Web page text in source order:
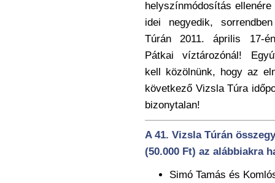
helyszínmódosítás
idei negyedik,
Túrán 2011. április 17-
Pátkai víztározónál!
kell közölnünk, hogy az
következő Vizsla Túra
bizonytalan!
A 41. Vizsla Túrán
(50.000 Ft) az alábbiakra
Simó Tamás és